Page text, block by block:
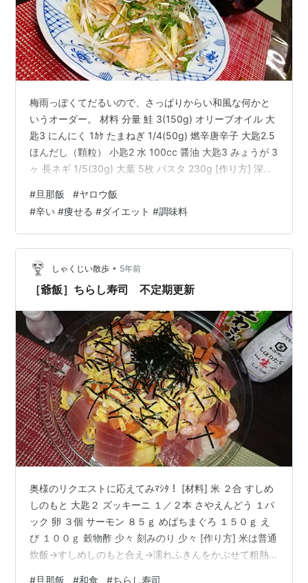
梅雨っぽくてだるいので、さっぱりからい和風な何かと
いうオーダー。 材料 分量 鮭 3(150g) オリーブオイル 大
匙3 にんにく 1ｶｹ たまねぎ 1/4(50g) 燃辛唐辛子 大匙2.5
ほんだし（顆粒） 小匙2 水 100cc 醤油 大匙3 みょうが 3
ヶ 長ネギ 1/5(30g) 大葉 5枚 パスタ 230g [作り方] 深い
は適当に3回つまむくらい にんにく、たまねぎをあらみ
じん切り→オリーブオイル、弱火で ニンニクにおってき
たら燃辛唐辛子、皮を引いた鮭、みず、ほんだしを投
入。 鮭は崩さないで、蓋して火が通るまでがんばる。
（裏表1分…
#旦那飯 #ヤロウ飯
#辛い #痩せる #ダイエット #調味料
しゃくじい散歩 • 5年前
［爺飯］ちらし寿司 不定期更新
奥様のリクエストに応えてみﾏｼﾀ！ [材料] 米 ２合 すしめ
しのもと 大匙２ ズッキーニ １／２本 さやえんどう １パ
ック 卵 ３個 サーモン ８５ｇ めばちまぐろ １５０ｇ え
び １００ｇ 穀物酢 少々 刻みのり 少々 [作り方] 米は普通
炊飯→すしめしのもと合え→濡れふきんをかぶせて粗熱
#旦那飯 #和食 #ちらし寿司